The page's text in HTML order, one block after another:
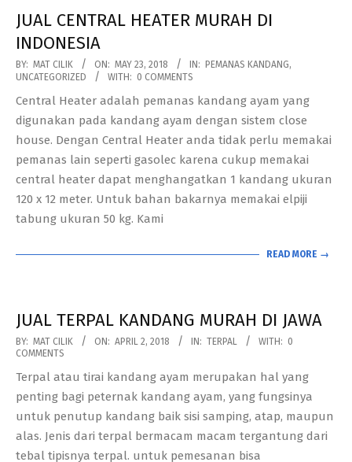
JUAL CENTRAL HEATER MURAH DI
INDONESIA
2018-
05-
23
BY: MAT CILIK ON: MAY 23, 2018 IN: PEMANAS KANDANG,
UNCATEGORIZED
WITH: 0 COMMENTS
Central Heater adalah pemanas kandang ayam yang
digunakan pada kandang ayam dengan sistem close
house. Dengan Central Heater anda tidak perlu memakai
pemanas lain seperti gasolec karena cukup memakai
central heater dapat menghangatkan 1 kandang ukuran
120 x 12 meter. Untuk bahan bakarnya memakai elpiji
tabung ukuran 50 kg. Kami
READ MORE →
JUAL TERPAL KANDANG MURAH DI JAWA
2018-
04-
02
BY: MAT CILIK ON: APRIL 2, 2018 IN: TERPAL WITH: 0
COMMENTS
Terpal atau tirai kandang ayam merupakan hal yang
penting bagi peternak kandang ayam, yang fungsinya
untuk penutup kandang baik sisi samping, atap, maupun
alas. Jenis dari terpal bermacam macam tergantung dari
tebal tipisnya terpal. untuk pemesanan bisa